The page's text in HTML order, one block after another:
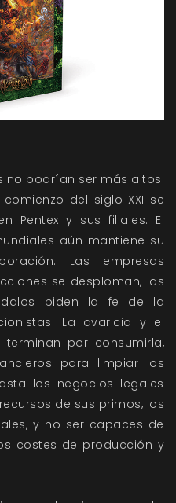
no podrían ser más altos.
del siglo XXI se
Pentex y sus filiales. El
aún mantiene su
Las empresas
se desploman, las
piden la fe de la
La avaricia y el
por consumirla,
para limpiar los
los negocios legales
de sus primos, los
y no ser capaces de
costes de producción y